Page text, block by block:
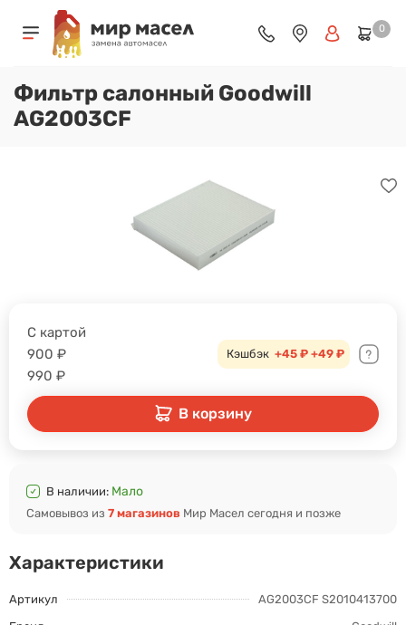
0
Фильтр салонный Goodwill
AG2003CF
Характеристики
Артикул
AG2003CF S2010413700
С картой
900 ₽
990 ₽
Кэшбэк +45 ₽ +49 ₽
В корзину
В наличии: Мало
Самовывоз из 7 магазинов Мир Масел сегодня и позже